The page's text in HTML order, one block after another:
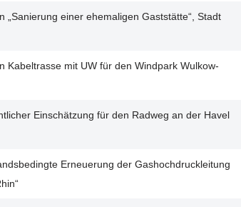
einer ehemaligen Gaststätte“, Stadt
Kabeltrasse mit UW für den Windpark Wulkow-
Einschätzung für den Radweg an der Havel
Erneuerung der Gashochdruckleitung